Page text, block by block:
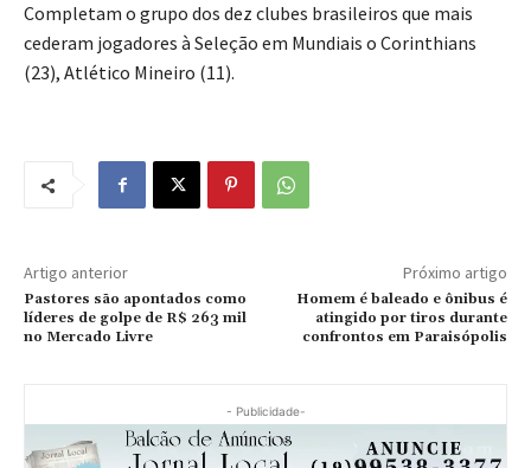
Completam o grupo dos dez clubes brasileiros que mais
cederam jogadores à Seleção em Mundiais o Corinthians
(23), Atlético Mineiro (11).
Artigo anterior
Pastores são apontados como
líderes de golpe de R$ 263 mil
no Mercado Livre
Próximo artigo
Homem é baleado e ônibus é
atingido por tiros durante
confrontos em Paraisópolis
- Publicidade-